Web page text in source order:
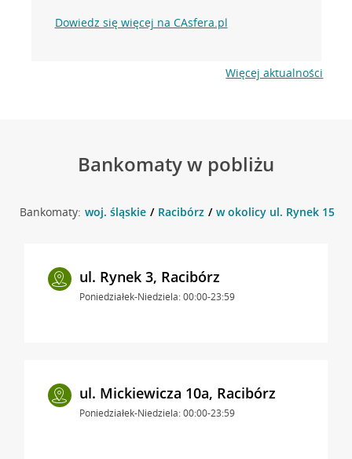
Dowiedz się więcej na CAsfera.pl
Więcej aktualności
Bankomaty w pobliżu
Bankomaty: woj. śląskie Racibórz w okolicy ul. Rynek 15 ,
ul. Rynek 3, Racibórz
Poniedziałek-Niedziela: 00:00-23:59
ul. Mickiewicza 10a, Racibórz
Poniedziałek-Niedziela: 00:00-23:59